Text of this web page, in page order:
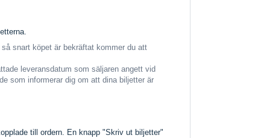
snart köpet är bekräftat kommer du att
leveransdatum som säljaren angett vid
som informerar dig om att dina biljetter är
till ordern. En knapp "Skriv ut biljetter"